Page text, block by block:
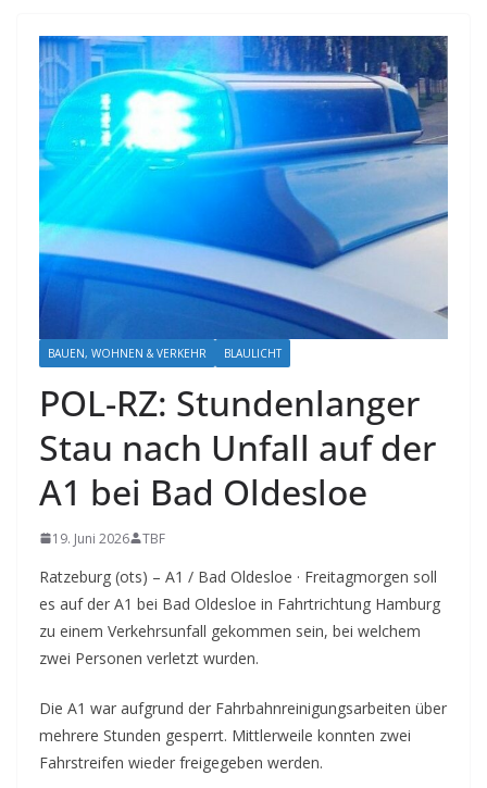
BAUEN, WOHNEN & VERKEHR BLAULICHT
POL-RZ: Stundenlanger
Stau nach Unfall auf der
A1 bei Bad Oldesloe
19. Juni 2026 TBF
Ratzeburg (ots) – A1 / Bad Oldesloe · Freitagmorgen soll
es auf der A1 bei Bad Oldesloe in Fahrtrichtung Hamburg
zu einem Verkehrsunfall gekommen sein, bei welchem
zwei Personen verletzt wurden.
Die A1 war aufgrund der Fahrbahnreinigungsarbeiten über
mehrere Stunden gesperrt. Mittlerweile konnten zwei
Fahrstreifen wieder freigegeben werden.